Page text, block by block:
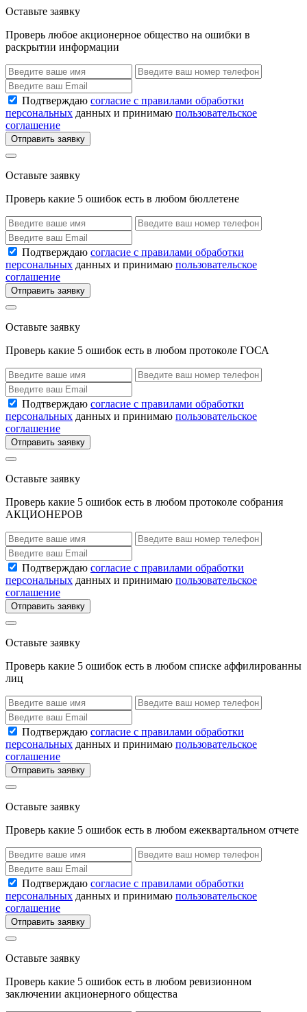
Оставьте заявку
Проверь любое акционерное общество на ошибки в
раскрытии информации
Подтверждаю согласие с правилами обработки
персональных данных и принимаю пользовательское
соглашение
Отправить заявку
Оставьте заявку
Проверь какие 5 ошибок есть в любом бюллетене
Подтверждаю согласие с правилами обработки
персональных данных и принимаю пользовательское
соглашение
Отправить заявку
Оставьте заявку
Проверь какие 5 ошибок есть в любом протоколе ГОСА
Подтверждаю согласие с правилами обработки
персональных данных и принимаю пользовательское
соглашение
Отправить заявку
Оставьте заявку
Проверь какие 5 ошибок есть в любом протоколе собрания
АКЦИОНЕРОВ
Подтверждаю согласие с правилами обработки
персональных данных и принимаю пользовательское
соглашение
Отправить заявку
Оставьте заявку
Проверь какие 5 ошибок есть в любом списке аффилированны
лиц
Подтверждаю согласие с правилами обработки
персональных данных и принимаю пользовательское
соглашение
Отправить заявку
Оставьте заявку
Проверь какие 5 ошибок есть в любом ежеквартальном отчете
Подтверждаю согласие с правилами обработки
персональных данных и принимаю пользовательское
соглашение
Отправить заявку
Оставьте заявку
Проверь какие 5 ошибок есть в любом ревизионном
заключении акционерного общества